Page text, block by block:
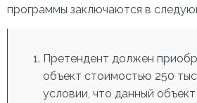
программы заключаются в
Претендент должен
объект стоимостью 250
условии, что данный